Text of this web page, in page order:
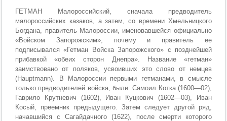
ГЕТМАН Малороссийский, сначала предводитель
малороссийских казаков, а затем, со времени Хмельницкого
Богдана, правитель Малороссии, именовавшейся официально
«Войском Запорожским», почему и правитель ее
подписывался «Гетман Войска Запорожского» с позднейшей
прибавкой «обеих сторон Днепра». Название «гетман»
заимствовано от поляков, усвоивших это слово от немцев
(Hauptmann). В Малороссии первыми гетманами, в смысле
только предводителей войска, были: Самоил Котка (1600—02),
Гаврило Крутневич (1602), Иван Куцкович (1602—03), Иван
Косый, преемник предыдущего. Затем следует другой ряд,
начавшийся с Сагайдачного (1622), после смерти которого